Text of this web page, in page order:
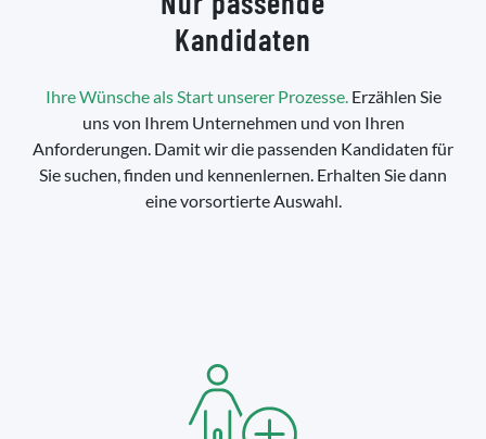
Kandidaten
Ihre Wünsche als Start unserer Prozesse.Erzählen Sie
uns von Ihrem Unternehmen und von Ihren
Anforderungen. Damit wir die passenden Kandidaten für
Sie suchen, finden und kennenlernen. Erhalten Sie dann
eine vorsortierte Auswahl.